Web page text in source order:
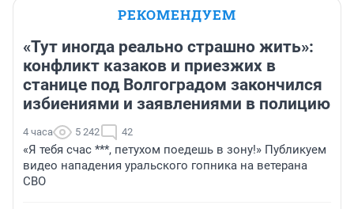
РЕКОМЕНДУЕМ
«Тут иногда реально страшно жить»:
конфликт казаков и приезжих в
станице под Волгоградом закончился
избиениями и заявлениями в полицию
4 часа 5 242 42
«Я тебя счас ***, петухом поедешь в зону!» Публикуем
видео нападения уральского гопника на ветерана
СВО